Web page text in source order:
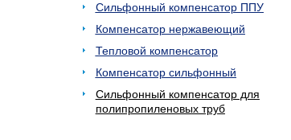
Сильфонный компенсатор ППУ
Компенсатор нержавеющий
Тепловой компенсатор
Компенсатор сильфонный
Сильфонный компенсатор для
полипропиленовых труб